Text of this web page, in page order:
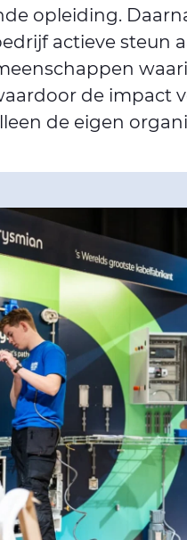
opleiding.
actieve steun
de impact
de eigen